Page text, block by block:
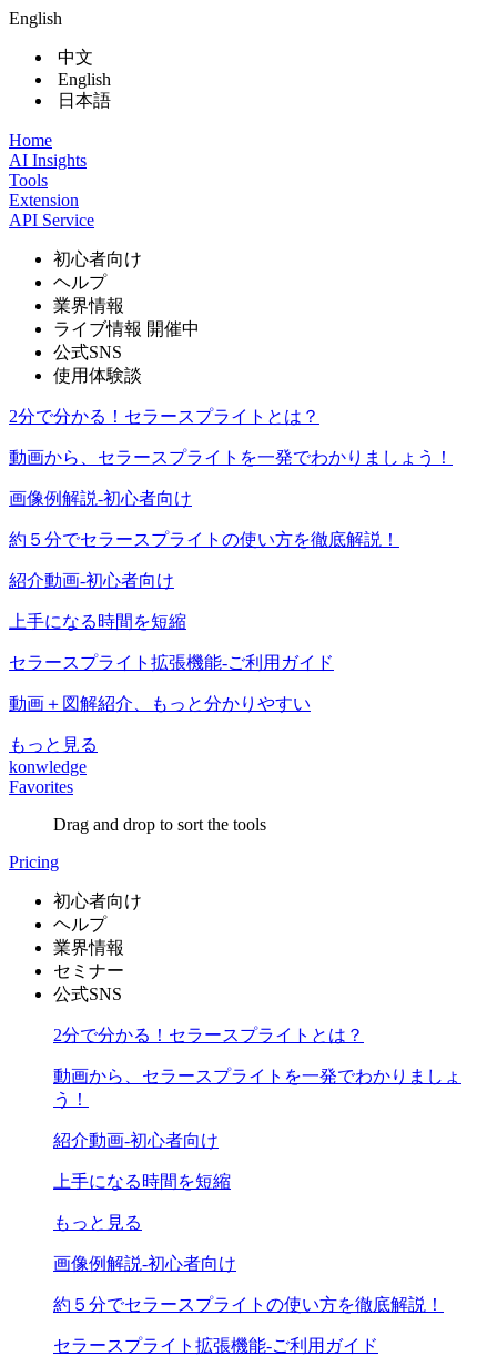
English
中文
English
日本語
Home
AI Insights
Tools
Extension
API Service
初心者向け
ヘルプ
業界情報
ライブ情報 開催中
公式SNS
使用体験談
2分で分かる！セラースプライトとは？
動画から、セラースプライトを一発でわかりましょう！
画像例解説-初心者向け
約５分でセラースプライトの使い方を徹底解説！
紹介動画-初心者向け
上手になる時間を短縮
セラースプライト拡張機能-ご利用ガイド
動画＋図解紹介、もっと分かりやすい
もっと見る
konwledge
Favorites
Drag and drop to sort the tools
Pricing
初心者向け
ヘルプ
業界情報
セミナー
公式SNS
2分で分かる！セラースプライトとは？
動画から、セラースプライトを一発でわかりましょ
う！
紹介動画-初心者向け
上手になる時間を短縮
もっと見る
画像例解説-初心者向け
約５分でセラースプライトの使い方を徹底解説！
セラースプライト拡張機能-ご利用ガイド